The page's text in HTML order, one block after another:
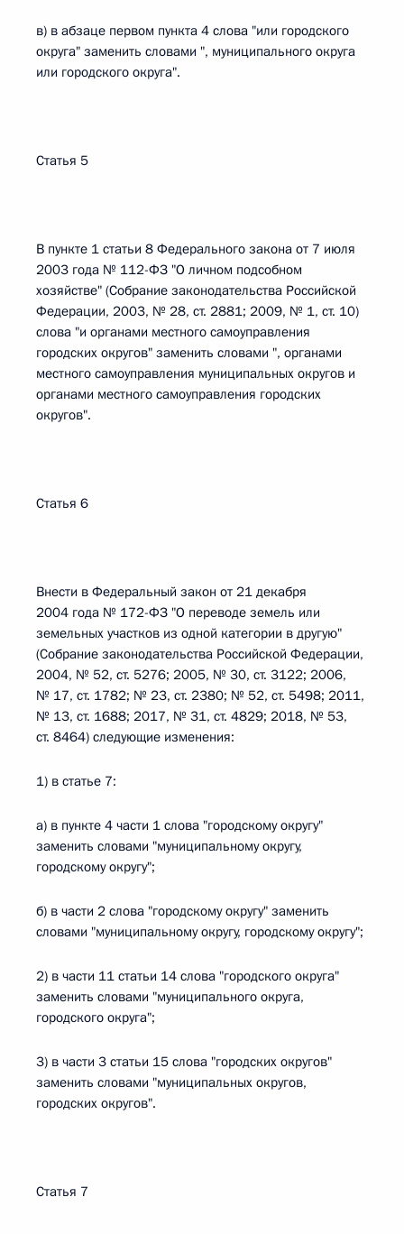
в) в абзаце первом пункта 4 слова "или городского
округа" заменить словами ", муниципального округа
или городского округа".
Статья 5
В пункте 1 статьи 8 Федерального закона от 7 июля
2003 года № 112-ФЗ "О личном подсобном
хозяйстве" (Собрание законодательства Российской
Федерации, 2003, № 28, ст. 2881; 2009, № 1, ст. 10)
слова "и органами местного самоуправления
городских округов" заменить словами ", органами
местного самоуправления муниципальных округов и
органами местного самоуправления городских
округов".
Статья 6
Внести в Федеральный закон от 21 декабря
2004 года № 172-ФЗ "О переводе земель или
земельных участков из одной категории в другую"
(Собрание законодательства Российской Федерации,
2004, № 52, ст. 5276; 2005, № 30, ст. 3122; 2006,
№ 17, ст. 1782; № 23, ст. 2380; № 52, ст. 5498; 2011,
№ 13, ст. 1688; 2017, № 31, ст. 4829; 2018, № 53,
ст. 8464) следующие изменения:
1) в статье 7:
а) в пункте 4 части 1 слова "городскому округу"
заменить словами "муниципальному округу,
городскому округу";
б) в части 2 слова "городскому округу" заменить
словами "муниципальному округу, городскому округу";
2) в части 11 статьи 14 слова "городского округа"
заменить словами "муниципального округа,
городского округа";
3) в части 3 статьи 15 слова "городских округов"
заменить словами "муниципальных округов,
городских округов".
Статья 7